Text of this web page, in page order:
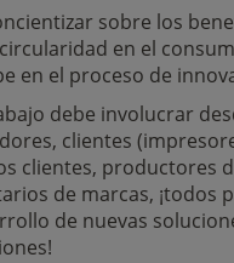
sobre los
en el
en el proceso de
debe involucrar
clientes
clientes, productores
de marcas, ¡todos
de nuevas